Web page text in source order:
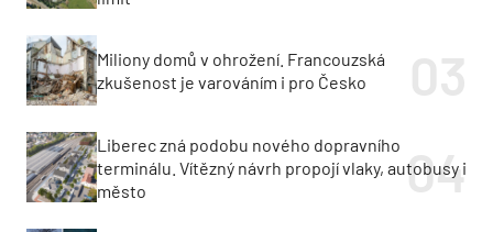
Miliony domů v ohrožení. Francouzská
zkušenost je varováním i pro Česko
Liberec zná podobu nového dopravního
terminálu. Vítězný návrh propojí vlaky, autobusy i
město